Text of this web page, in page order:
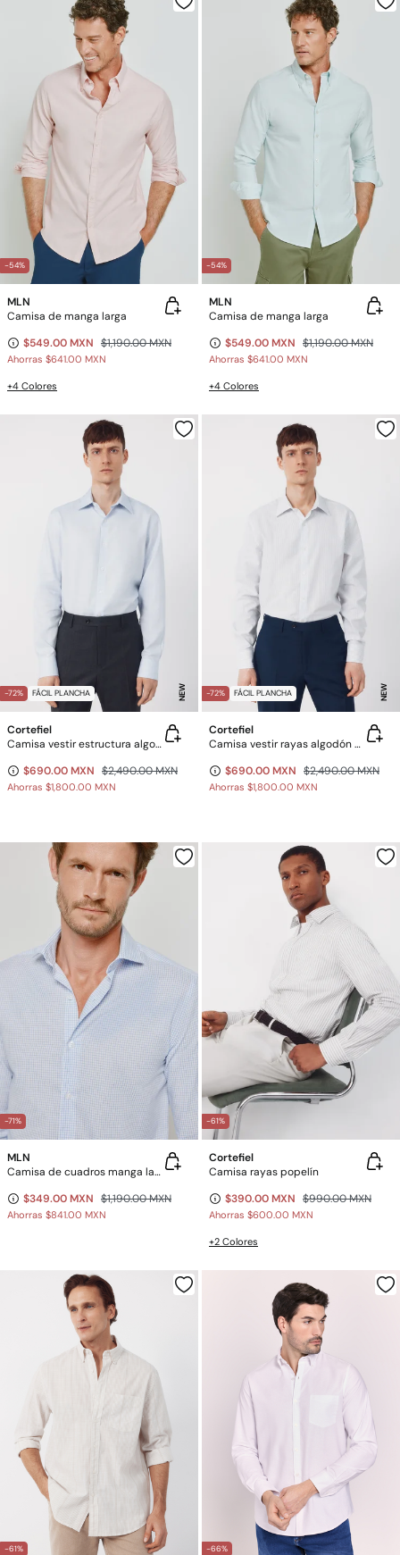
-54%
MLN
Camisa de manga larga
$549.00 MXN $1,190.00 MXN
Ahorras $641.00 MXN
+4 Colores
-54%
MLN
Camisa de manga larga
$549.00 MXN $1,190.00 MXN
Ahorras $641.00 MXN
+4 Colores
-72% FÁCIL PLANCHA NEW
Cortefiel
Camisa vestir estructura algodón tencel
$690.00 MXN $2,490.00 MXN
Ahorras $1,800.00 MXN
-72% FÁCIL PLANCHA NEW
Cortefiel
Camisa vestir rayas algodón tencel
$690.00 MXN $2,490.00 MXN
Ahorras $1,800.00 MXN
-71%
MLN
Camisa de cuadros manga larga
$349.00 MXN $1,190.00 MXN
Ahorras $841.00 MXN
-61%
Cortefiel
Camisa rayas popelín
$390.00 MXN $990.00 MXN
Ahorras $600.00 MXN
+2 Colores
-61% -66%